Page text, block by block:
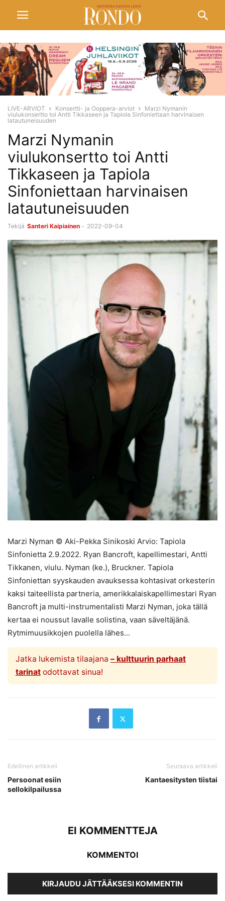
LIVE-ARVIOT Konsertti- ja Ooppera-arviot
Marzi Nymanin
viulukonsertto toi Antti Tikkaseen ja Tapiola Sinfoniettaan harvinaisen
latautuneisuuden
Marzi Nymanin
viulukonsertto toi Antti
Tikkaseen ja Tapiola
Sinfoniettaan harvinaisen
latautuneisuuden
Tekijä Santeri Kaipiainen - 2022-09-04
Marzi Nyman © Aki-Pekka Sinikoski Arvio: Tapiola
Sinfonietta 2.9.2022. Ryan Bancroft, kapellimestari, Antti
Tikkanen, viulu. Nyman (ke.), Bruckner. Tapiola
Sinfoniettan syyskauden avauksessa kohtasivat orkesterin
kaksi taiteellista partneria, amerikkalaiskapellimestari Ryan
Bancroft ja multi-instrumentalisti Marzi Nyman, joka tällä
kertaa ei noussut lavalle solistina, vaan säveltäjänä.
Rytmimuusikkojen puolella lähes...
Jatka lukemista tilaajana – kulttuurin parhaat
tarinatodottavat sinua!
Edellinen artikkeli
Persoonat esiin
sellokilpailussa
Seuraava artikkeli
Kantaesitysten tiistai
EI KOMMENTTEJA
KOMMENTOI
KIRJAUDU JÄTTÄÄKSESI KOMMENTIN